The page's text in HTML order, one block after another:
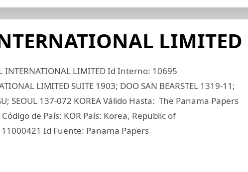
LIMITED
INTERNATIONAL LIMITED Id Interno: 10695
LIMITED SUITE 1903; DOO SAN BEARSTEL 1319-11;
SEOUL 137-072 KOREA Válido Hasta: The Panama Papers
de País: KOR País: Korea, Republic of
11000421 Id Fuente: Panama Papers